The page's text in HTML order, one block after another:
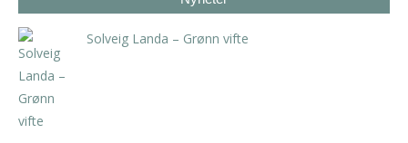
Solveig Landa – Grønn vifte